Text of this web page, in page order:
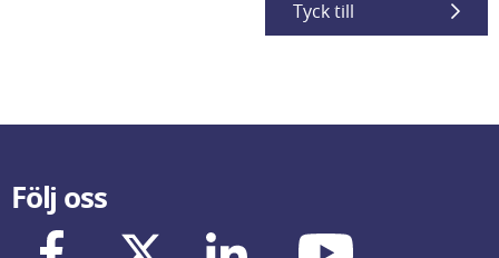
Tyck till
Följ oss